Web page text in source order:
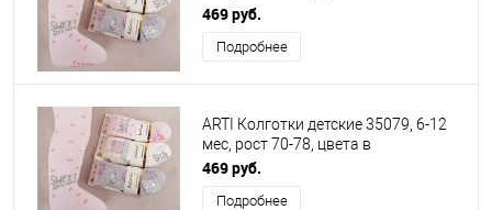
ассортименте
469 руб.
Подробнее
ARTI Колготки детские 35079, 6-12
мес, рост 70-78, цвета в
ассортименте
469 руб.
Подробнее